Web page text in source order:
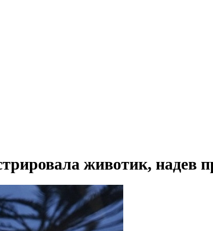
животик, надев